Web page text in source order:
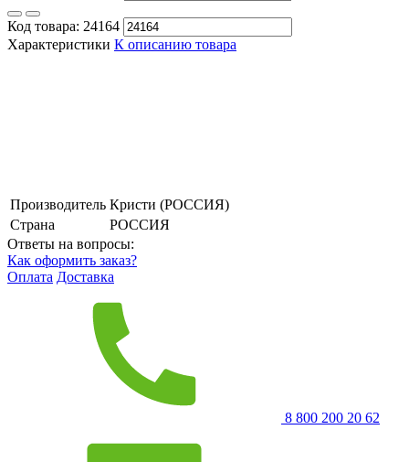
Код товара: 24164
Характеристики К описанию товара
Производитель Кристи (РОССИЯ)
Страна
РОССИЯ
Ответы на вопросы:
Как оформить заказ?
Оплата Доставка
8 800 200 20 62